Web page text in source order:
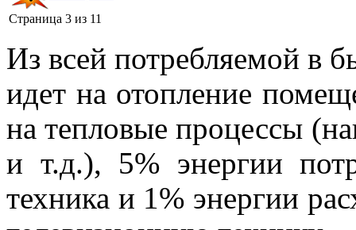
Страница 3 из 11
Из всей потребляемой в
идет на отопление
на тепловые процессы
и т.д.), 5% энергии
техника и 1% энергии